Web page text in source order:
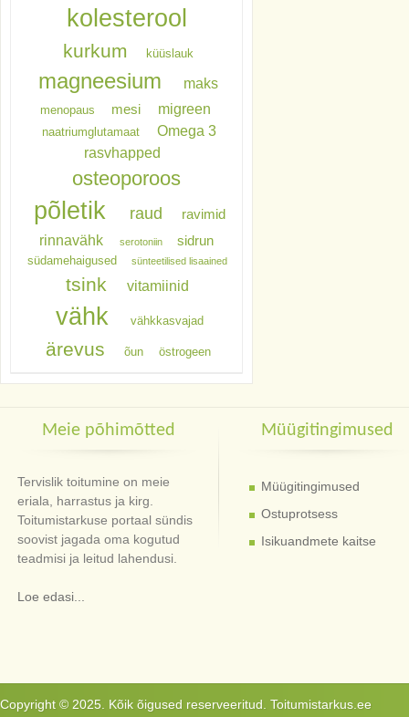
kolesterool
kurkum küüslauk
magneesium maks
menopaus mesi migreen
naatriumglutamaat
Omega 3
rasvhapped
osteoporoos
põletik raud ravimid
rinnavähk serotoniin sidrun
südamehaigused sünteetilised lisaained
tsink vitamiinid
vähk vähkkasvajad
ärevus õun östrogeen
Meie põhimõtted
Tervislik toitumine on meie
eriala, harrastus ja kirg.
Toitumistarkuse portaal sündis
soovist jagada oma kogutud
teadmisi ja leitud lahendusi.
Loe edasi...
Müügitingimused
Müügitingimused
Ostuprotsess
Isikuandmete kaitse
Copyright © 2025. Kõik õigused reserveeritud. Toitumistarkus.ee